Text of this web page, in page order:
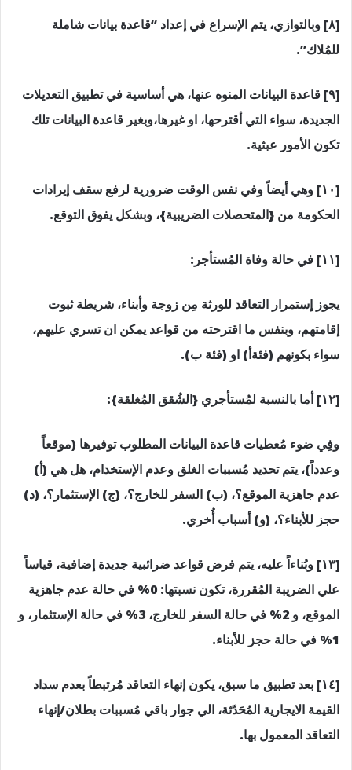
[٨] وبالتوازي، يتم الإسراع في إعداد “قاعدة بيانات شاملة
للمُلاك”.
[٩] قاعدة البيانات المنوه عنها، هي أساسية في تطبيق التعديلات
الجديدة، سواء التي أقترحها، او غيرها،وبغير قاعدة البيانات تلك
تكون الأمور عبثية.
[١٠] وهي أيضاً وفي نفس الوقت ضرورية لرفع سقف إيرادات
الحكومة من {المتحصلات الضريبية}، وبشكل يفوق التوقع.
[١١] في حالة وفاة المُستأجر:
يجوز إستمرار التعاقد للورثة مِن زوجة وأبناء، شريطة ثبوت
إقامتهم، وبنفس ما اقترحته من قواعد يمكن ان تسري عليهم،
سواء بكونهم (فئةأ) او (فئة ب).
[١٢] أما بالنسبة لمُستأجري {الشُقق المُغلقة}:
وفِي ضوء مُعطيات قاعدة البيانات المطلوب توفيرها (موقعاً
وعدداً)، يتم تحديد مُسببات الغلق وعدم الإستخدام، هل هي (أ)
عدم جاهزية الموقع؟، (ب) السفر للخارج؟، (ج) الإستثمار؟، (د)
حجز للأبناء؟، (و) أسباب أُخري.
[١٣] وبُناءاً عليه، يتم فرض قواعد ضرائبية جديدة إضافية، قياساً
علي الضريبة المُقررة، تكون نسبتها: 0% في حالة عدم جاهزية
الموقع، و 2% في حالة السفر للخارج، 3% في حالة الإستثمار، و
1% في حالة حجز للأبناء.
[١٤] بعد تطبيق ما سبق، يكون إنهاء التعاقد مُرتبطاً بعدم سداد
القيمة الايجارية المُحَدّثة، الي جوار باقي مُسببات بطلان/إنهاء
التعاقد المعمول بها.